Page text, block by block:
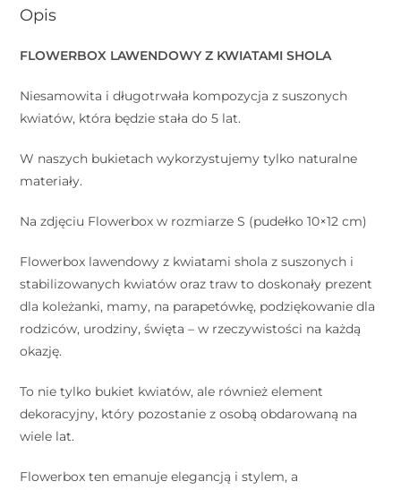
Opis
FLOWERBOX LAWENDOWY Z KWIATAMI SHOLA
Niesamowita i długotrwała kompozycja z suszonych
kwiatów, która będzie stała do 5 lat.
W naszych bukietach wykorzystujemy tylko naturalne
materiały.
Na zdjęciu Flowerbox w rozmiarze S (pudełko 10×12 cm)
Flowerbox lawendowy z kwiatami shola z suszonych i
stabilizowanych kwiatów oraz traw to doskonały prezent
dla koleżanki, mamy, na parapetówkę, podziękowanie dla
rodziców, urodziny, święta – w rzeczywistości na każdą
okazję.
To nie tylko bukiet kwiatów, ale również element
dekoracyjny, który pozostanie z osobą obdarowaną na
wiele lat.
Flowerbox ten emanuje elegancją i stylem, a